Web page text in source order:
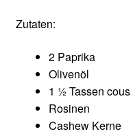
Zutaten:
2 Paprika
Olivenöl
1 ½ Tassen cous
Rosinen
Cashew Kerne